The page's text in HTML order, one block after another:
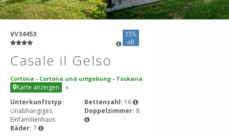
VV34453
15%
off
Casale il Gelso
Cortona - Cortona und umgebung - Toskana
Karte anzeigen 5
Unterkunftstyp:
Unabhängiges
Einfamilienhaus
Bettenzahl: 16
Doppelzimmer: 8
Bäder: 7